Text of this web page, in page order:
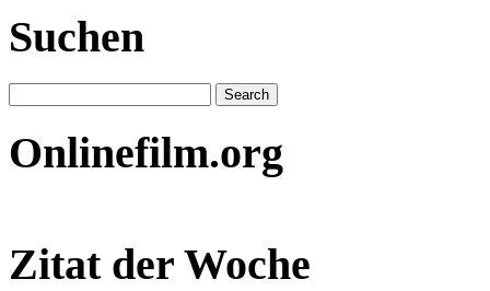
Suchen
Onlinefilm.org
Zitat der Woche